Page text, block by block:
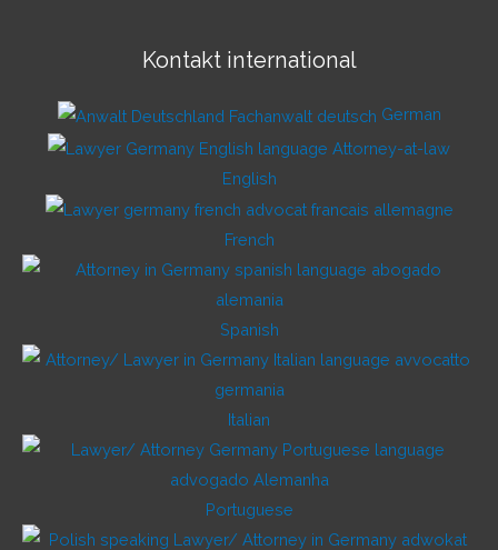
Kontakt international
German
English
French
Spanish
Italian
Portuguese